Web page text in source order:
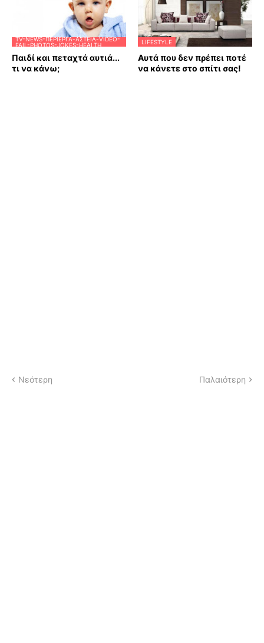
TV-NEWS-ΠΕΡΊΕΡΓΑ-ΑΣΤΕΊΑ-VIDEO-
FAIL-PHOTOS-JOKES-HEALTH
Παιδί και πεταχτά αυτιά...
τι να κάνω;
LIFESTYLE
Αυτά που δεν πρέπει ποτέ
να κάνετε στο σπίτι σας!
Νεότερη Παλαιότερη